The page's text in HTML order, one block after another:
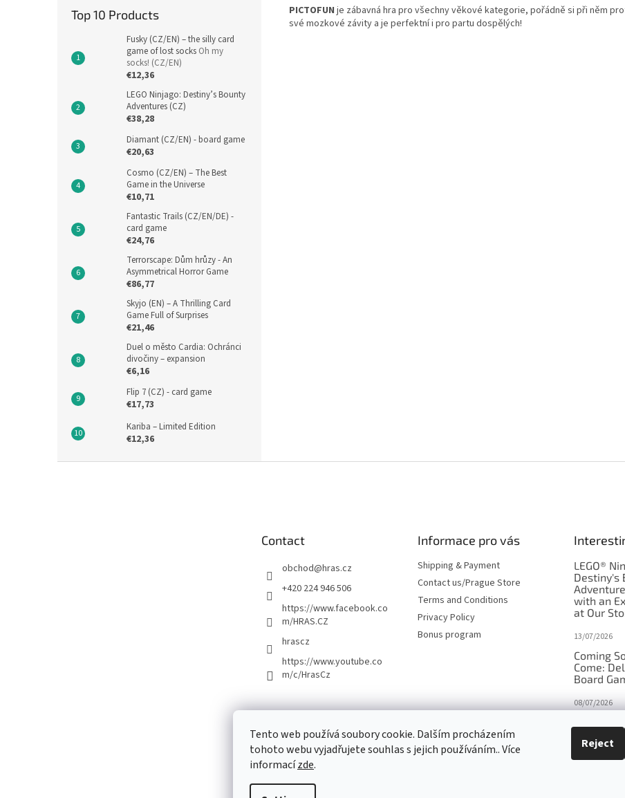
Tento web používá soubory cookie. Dalším procházením
tohoto webu vyjadřujete souhlas s jejich používáním.. Více
informacízde.
Reject
Top 10 Products
Fusky (CZ/EN) – the silly card
game of lost socks Oh my
socks! (CZ/EN)
€12,36
LEGO Ninjago: Destiny’s Bounty
Adventures (CZ)
€38,28
Diamant (CZ/EN) - board game
€20,63
Cosmo (CZ/EN) – The Best
Game in the Universe
€10,71
Fantastic Trails (CZ/EN/DE) -
card game
€24,76
Terrorscape: Dům hrůzy - An
Asymmetrical Horror Game
€86,77
Skyjo (EN) – A Thrilling Card
Game Full of Surprises
€21,46
Duel o město Cardia: Ochránci
divočiny – expansion
€6,16
Flip 7 (CZ) - card game
€17,73
Kariba – Limited Edition
€12,36
PICTOFUN je zábavná hra pro všechny věkové kategorie, pořádně si při něm
své mozkové závity a je perfektní i pro partu dospělých!
Contact
obchod@hras.cz
+420 224 946 506
https://www.facebook.co
m/HRAS.CZ
hrascz
https://www.youtube.co
m/c/HrasCz
Informace pro vás
Shipping & Payment
Contact us/Prague Store
Terms and Conditions
Privacy Policy
Bonus program
LEGO®
Destiny's
with an
at Our
13/07/2026
Coming
Come:
Board
08/07/2026
in disguise?
27/10/2025